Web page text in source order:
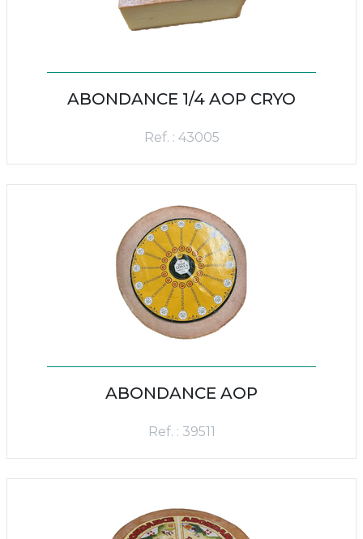
ABONDANCE 1/4 AOP CRYO
Ref. : 43005
ABONDANCE AOP
Ref. : 39511